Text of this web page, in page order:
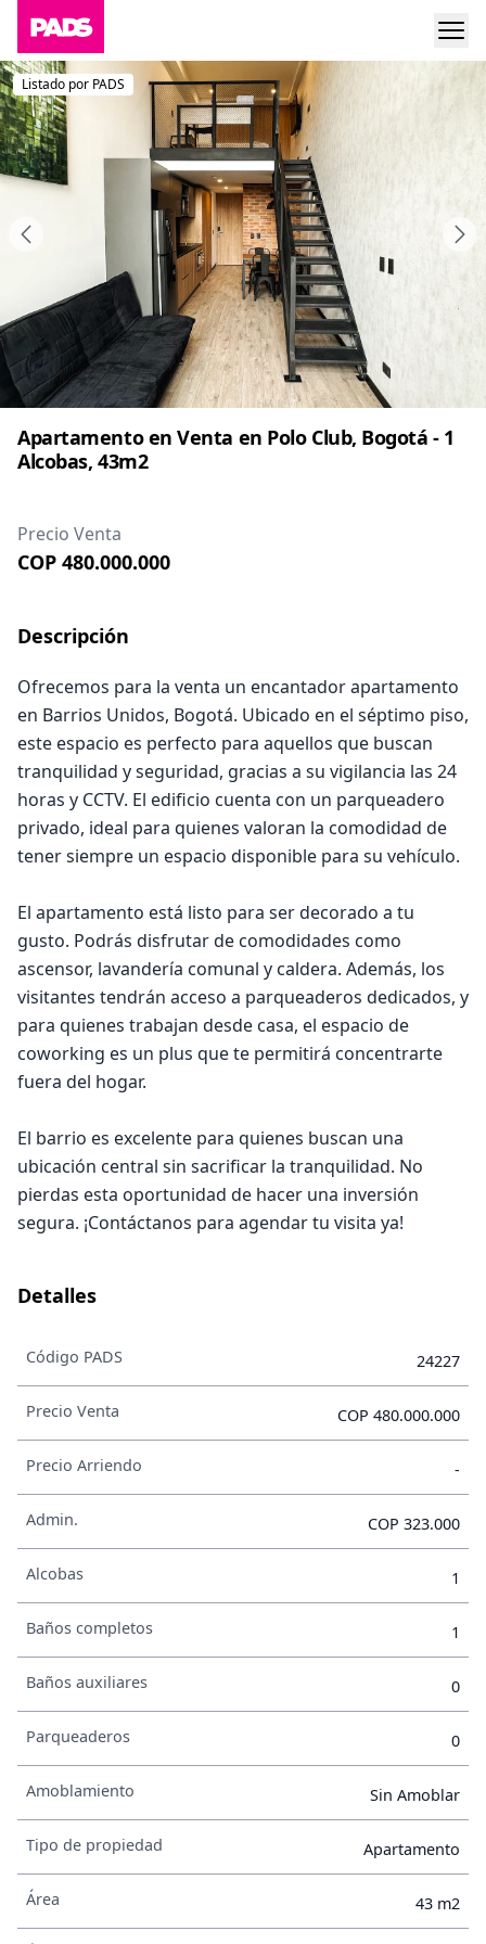
Listado por PADS
Apartamento en Venta en Polo Club, Bogotá - 1
Alcobas, 43m2
Precio Venta
COP 480.000.000
Descripción
Ofrecemos para la venta un encantador apartamento
en Barrios Unidos, Bogotá. Ubicado en el séptimo piso,
este espacio es perfecto para aquellos que buscan
tranquilidad y seguridad, gracias a su vigilancia las 24
horas y CCTV. El edificio cuenta con un parqueadero
privado, ideal para quienes valoran la comodidad de
tener siempre un espacio disponible para su vehículo.
El apartamento está listo para ser decorado a tu
gusto. Podrás disfrutar de comodidades como
ascensor, lavandería comunal y caldera. Además, los
visitantes tendrán acceso a parqueaderos dedicados, y
para quienes trabajan desde casa, el espacio de
coworking es un plus que te permitirá concentrarte
fuera del hogar.
El barrio es excelente para quienes buscan una
ubicación central sin sacrificar la tranquilidad. No
pierdas esta oportunidad de hacer una inversión
segura. ¡Contáctanos para agendar tu visita ya!
Detalles
Código PADS 24227
Precio Venta COP 480.000.000
Precio Arriendo -
Admin. COP 323.000
Alcobas 1
Baños completos 1
Baños auxiliares 0
Parqueaderos 0
Amoblamiento Sin Amoblar
Tipo de propiedad Apartamento
Área 43 m2